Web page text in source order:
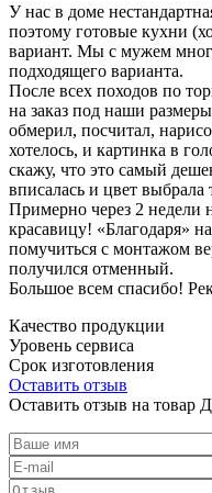
У нас в доме
поэтому готовые кухни
вариант. Мы с мужем
подходящего варианта.
После всех походов по
на заказ под наши
обмерил, посчитал,
хотелось, и картинка в
скажу, что это самый
вписалась и цвет выбрала
Примерно через 2
красавицу! «Благодаря»
помучиться с монтажом
получился отменный.
Большое всем спасибо!
Качество продукции
Уровень сервиса
Срок изготовления
Оставить отзыв
Оставить отзыв на товар